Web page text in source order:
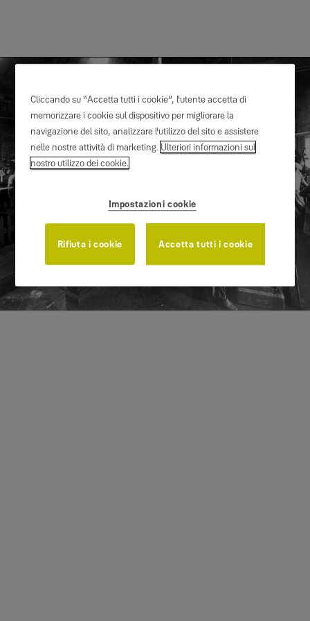
Un marchio storico
made in France
Cliccando su “Accetta tutti i cookie”, l'utente accetta di
memorizzare i cookie sul dispositivo per migliorare la
navigazione del sito, analizzare l'utilizzo del sito e assistere
nelle nostre attività di marketing. Ulteriori informazioni sul
nostro utilizzo dei cookie.
Impostazioni cookie
Rifiuta i cookie Accetta tutti i cookie